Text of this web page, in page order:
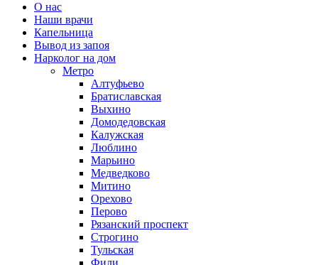
О нас
Наши врачи
Капельница
Вывод из запоя
Нарколог на дом
Метро
Алтуфьево
Братиславская
Выхино
Домодедовская
Калужская
Люблино
Марьино
Медведково
Митино
Орехово
Перово
Рязанский проспект
Строгино
Тульская
Фили